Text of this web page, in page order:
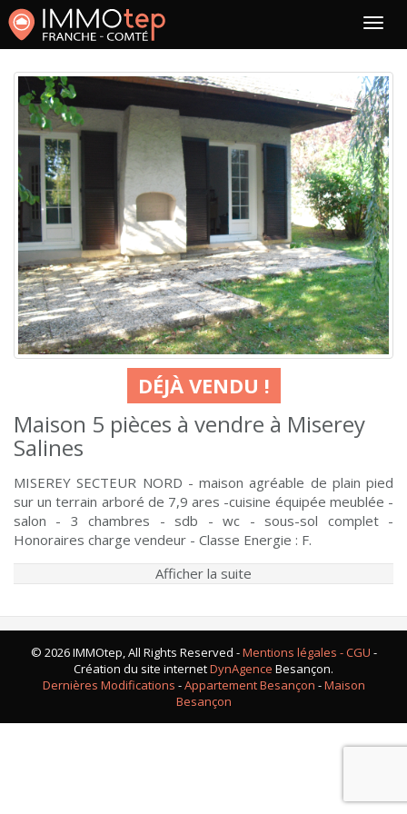
DÉJÀ VENDU !
Maison 5 pièces à vendre à Miserey
Salines
MISEREY SECTEUR NORD - maison agréable de plain pied
sur un terrain arboré de 7,9 ares -cuisine équipée meublée -
salon - 3 chambres - sdb - wc - sous-sol complet -
Honoraires charge vendeur - Classe Energie : F.
Afficher la suite
© 2026 IMMOtep, All Rights Reserved -Mentions légales - CGU -
Création du site internetDynAgence Besançon.
Dernières Modifications -Appartement Besançon -Maison
Besançon